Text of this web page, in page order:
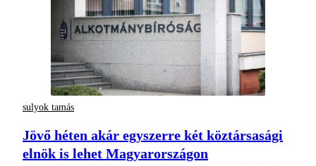
sulyok tamás
Jövő héten akár egyszerre két köztársasági
elnök is lehet Magyarországon